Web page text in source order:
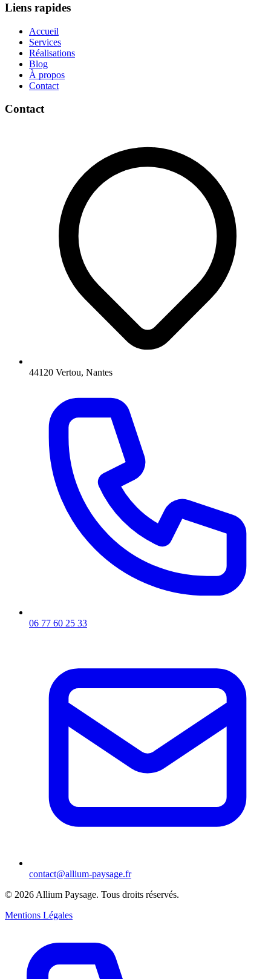
Liens rapides
Accueil
Services
Réalisations
Blog
À propos
Contact
Contact
44120 Vertou, Nantes
06 77 60 25 33
contact@allium-paysage.fr
© 2026 Allium Paysage. Tous droits réservés.
Mentions Légales